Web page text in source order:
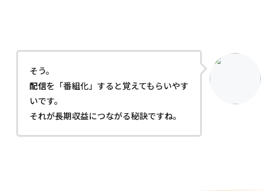
そう。
配信を「番組化」すると覚えてもらいやす
いです。
それが長期収益につながる秘訣ですね。